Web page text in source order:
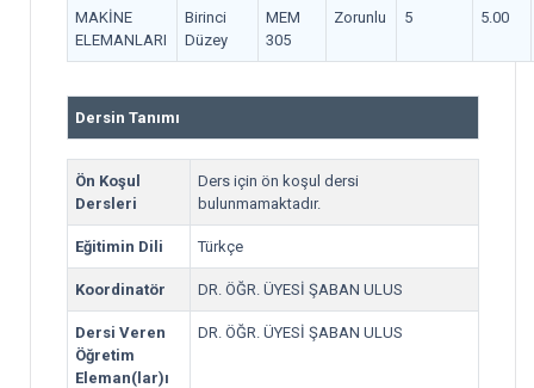
MAKİNE
ELEMANLARI
Birinci
Düzey
MEM
305
Zorunlu 5 5.00
Dersin Tanımı
Ön Koşul
Dersleri
Ders için ön koşul dersi
bulunmamaktadır.
Eğitimin Dili Türkçe
Koordinatör DR. ÖĞR. ÜYESİ ŞABAN ULUS
Dersi Veren
Öğretim
Eleman(lar)ı
DR. ÖĞR. ÜYESİ ŞABAN ULUS